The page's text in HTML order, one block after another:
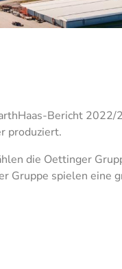
Bericht
produziert.
die Oettinger
Gruppe spielen eine